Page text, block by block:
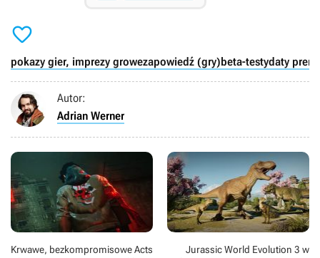

pokazy gier, imprezy growezapowiedź (gry)beta-testydaty
Autor:
Adrian Werner
Krwawe, bezkompromisowe Acts
Jurassic World Evolution 3 w